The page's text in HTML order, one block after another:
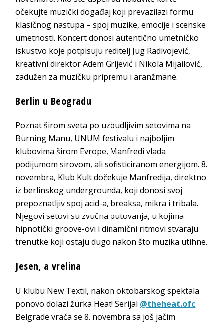
očekujte muzički događaj koji prevazilazi formu
klasičnog nastupa – spoj muzike, emocije i scenske
umetnosti. Koncert donosi autentično umetničko
iskustvo koje potpisuju reditelj Jug Radivojević,
kreativni direktor Adem Grljević i Nikola Mijailović,
zadužen za muzičku pripremu i aranžmane.
Berlin u Beogradu
Poznat širom sveta po uzbudljivim setovima na
Burning Manu, UNUM festivalu i najboljim
klubovima širom Evrope, Manfredi vlada
podijumom sirovom, ali sofisticiranom energijom. 8.
novembra, Klub Kult dočekuje Manfredija, direktno
iz berlinskog undergrounda, koji donosi svoj
prepoznatljiv spoj acid-a, breaksa, mikra i tribala.
Njegovi setovi su zvučna putovanja, u kojima
hipnotički groove-ovi i dinamični ritmovi stvaraju
trenutke koji ostaju dugo nakon što muzika utihne.
Jesen, a vrelina
U klubu New Textil, nakon oktobarskog spektala
ponovo dolazi žurka Heat! Serijal @theheat.ofc
Belgrade vraća se 8. novembra sa još jačim